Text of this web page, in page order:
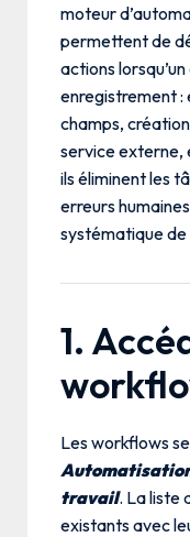
moteur
permettent de
actions
enregistrement :
champs,
service externe,
ils éliminent les
erreurs
systématique de
1.
Les workflows
travail. La liste
existants avec